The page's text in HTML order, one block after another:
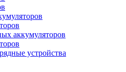
аккумуляторов
устройства